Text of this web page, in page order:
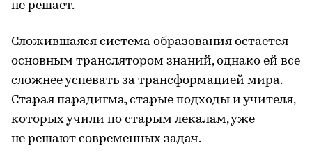
не решает.
Сложившаяся система образования остается
основным транслятором знаний, однако ей все
сложнее успевать за трансформацией мира.
Старая парадигма, старые подходы и учителя,
которых учили по старым лекалам, уже
не решают современных задач.